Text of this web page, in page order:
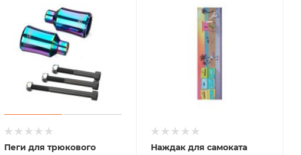
Пеги для трюкового
Наждак для самоката